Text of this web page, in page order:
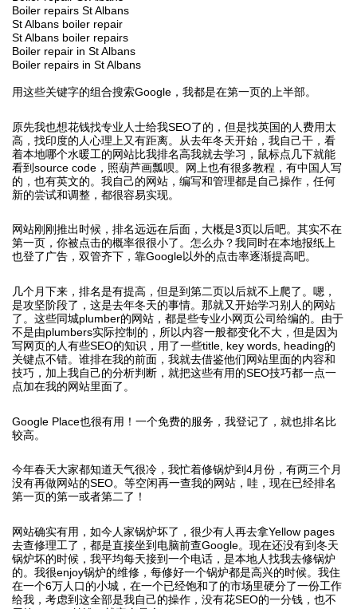
Boiler repairs St Albans
St Albans boiler repair
St Albans boiler repairs
Boiler repair in St Albans
Boiler repairs in St Albans
用这些关键字的组合搜索Google，我都是在第一页的上半部。
原先我也想花钱找专业人士给我SEO了的，但是找英国的人费用太
高，找印度的人心理上又有距离。从去年冬天开始，我自己干，看
着本地哪个水暖工的网站比我排名高我就去学习，鼠标点几下就能
看到source code，照葫芦画瓢呗。网上也有很多教程，有中国人写
的，也有英文的。我自己的网站，编写和管理都是自己操作，任何
新的尝试和调整，都很容易实现。
网站刚刚推出时候，排名远远在后面，大概是3页以后吧。其实不在
第一页，你被点击的概率很很小了。怎么办？我同时在本地报纸上
也登了广告，双管齐下，靠Google以外的点击率逐渐提高吧。
几个月下来，排名是有提高，但是到第二页以后就不上爬了。嗯，
是攻坚阶段了，这是去年冬天的事情。那就又开始学习别人的网站
了。这些同城plumber的网站，都是些专业小网页公司给编的。由于
不是由plumbers实际控制的，所以内容一般都变化不大，但是因为
写网页的人有些SEO的知识，用了一些title, key words, heading的
关键点不错。谁排在我的前面，我就去借鉴他们网站里面的内容和
技巧，加上我自己的分析判断，就把这些有用的SEO技巧都一点一
点加在我的网站里面了。
Google Place也很有用！一个免费的服务，我登记了，就也排名比
较高。
今年春天大家都知道天气很冷，我忙着修锅炉到4月份，有两三个月
没有再做网站的SEO。等空闲再一查我的网站，哇，现在已经排名
第一页的第一或者第二了！
网站确实有用，如今人家锅炉坏了，很少有人再去拿Yellow pages
去查修理工了，都是直接坐到电脑前查Google。现在还没有到冬天
锅炉坏的时候，我平均每天接到一个电话，是本地人找我去修锅炉
的。我很enjoy锅炉的维修，每修好一个锅炉都是高兴的时候。我住
在一个6万人口的小城，在一个已经饱和了的市场里硬分了一份工作
给我，考虑到这全部是我自己的操作，没有花SEO的一分钱，也不